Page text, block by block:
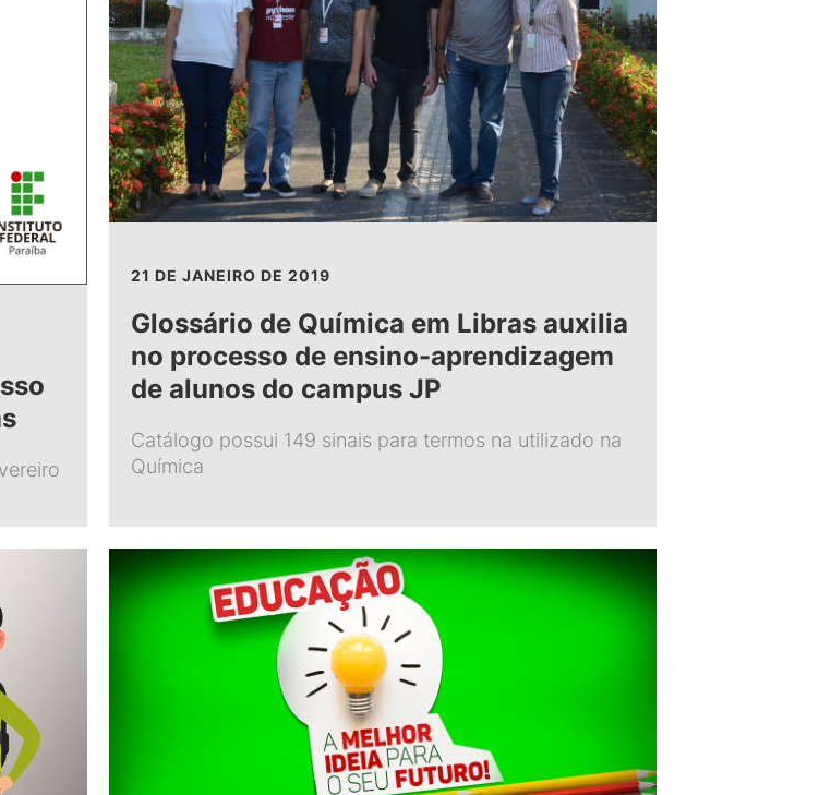
21 DE JANEIRO DE 2019
Glossário de Química em Libras auxilia
no processo de ensino-aprendizagem
de alunos do campus JP
Catálogo possui 149 sinais para termos na utilizado na
Química